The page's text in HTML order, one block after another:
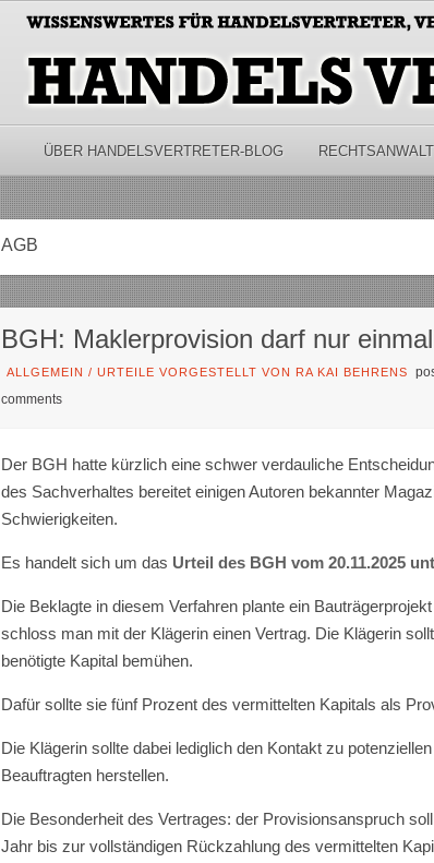
ÜBER HANDELSVERTRETER-BLOG
AGB
BGH: Maklerprovision darf nur
ALLGEMEIN / URTEILE VORGESTELLT VON RA KAI BEHRENS
comments
Der BGH hatte kürzlich eine schwer verdauliche
des Sachverhaltes bereitet einigen Autoren bekannter
Schwierigkeiten.
Es handelt sich um das Urteil des BGH vom 20.11.2025
Die Beklagte in diesem Verfahren plante ein
schloss man mit der Klägerin einen Vertrag. Die Klägerin
benötigte Kapital bemühen.
Dafür sollte sie fünf Prozent des vermittelten Kapitals als
Die Klägerin sollte dabei lediglich den Kontakt zu
Beauftragten herstellen.
Die Besonderheit des Vertrages: der Provisionsanspruch
Jahr bis zur vollständigen Rückzahlung des vermittelten